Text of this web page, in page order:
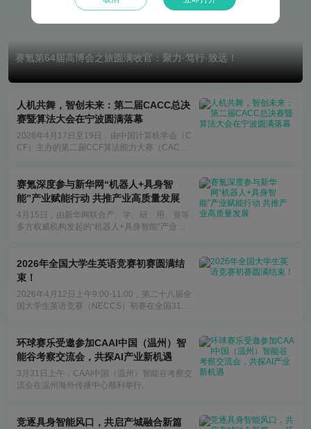
赛氪第64届高博会之旅圆满收官：聚力·笃行·致远！
人机共舞，智创未来：第二届CACC总决
赛暨算法大会在宁波圆满落幕
2026年4月17日至19日，由中国计算机学会（C
CF）主办的第二届CCF算法能力大赛（CAC
赛氪深度参与新华网“机器人+具身智
能”产业赋能行动 共推产业高质量发展
4月15日，由新华网联合产、学、研、用、资等
多方权威机构发起的“机器人+具身智能”产业赋
2026年全国大学生英语竞赛初赛圆满结
束！
2026年4月12日上午9:00-11:00，第二十八届全
国大学生英语竞赛（NECCS）初赛在全国31个
环球赛乐受邀参加CAAI中国（温州）智
能谷考察交流会，共探AI产业新机遇
3月31日上午，CAAI中国（温州）智能谷考察交
流会在温州海外传播中心顺利举行。
竞逐具身智能风口，共启产城融合新篇